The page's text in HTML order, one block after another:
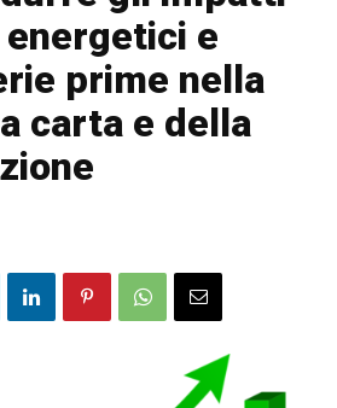
e
prime nella
carta e della